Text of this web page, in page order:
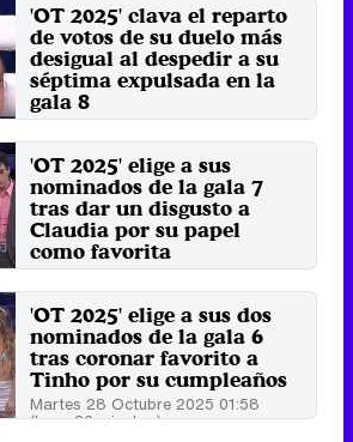
'OT 2025' clava el reparto
de votos de su duelo más
desigual al despedir a su
séptima expulsada en la
gala 8
Lunes 10 Noviembre 2025 23:59
(hace 30 minutos)
'OT 2025' elige a sus
nominados de la gala 7
tras dar un disgusto a
Claudia por su papel
como favorita
Martes 4 Noviembre 2025 01:54
(hace 4 horas)
'OT 2025' elige a sus dos
nominados de la gala 6
tras coronar favorito a
Tinho por su cumpleaños
Martes 28 Octubre 2025 01:58
(hace 26 minutos)